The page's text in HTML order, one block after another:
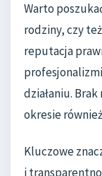
Warto
rodziny, czy
reputacja
działaniu.
okresie
Kluczowe
i